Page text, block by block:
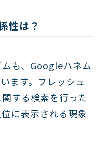
性は？
も、Googleハネム
ます。フレッシュ
する検索を行った
に表示される現象